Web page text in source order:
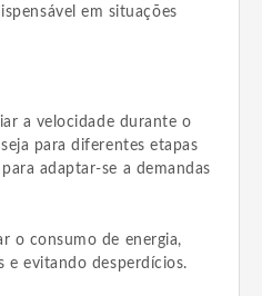
em situações
a velocidade durante o
para diferentes etapas
adaptar-se a demandas
o consumo de energia,
e evitando desperdícios.